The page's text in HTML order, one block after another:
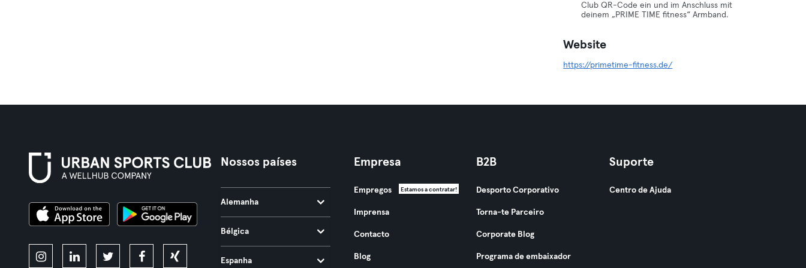
Club QR-Code ein und im Anschluss mit
deinem „PRIME TIME fitness“ Armband.
Website
https://primetime-fitness.de/
Nossos países
Alemanha
Bélgica
Espanha
Empresa
Empregos Estamos a contratar!
Imprensa
Contacto
Blog
B2B
Desporto Corporativo
Torna-te Parceiro
Corporate Blog
Programa de embaixador
Suporte
Centro de Ajuda